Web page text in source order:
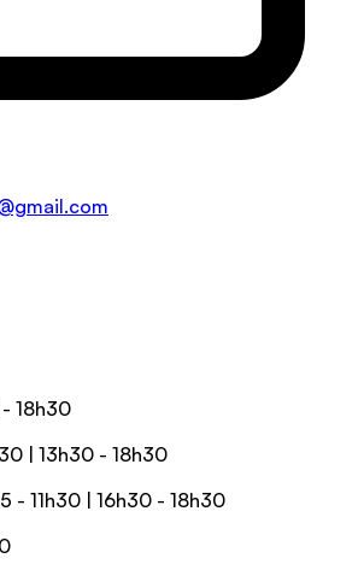
18h30
| 13h30 - 18h30
- 11h30 | 16h30 - 18h30